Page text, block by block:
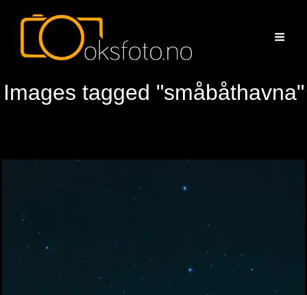
Images tagged "småbåthavna"